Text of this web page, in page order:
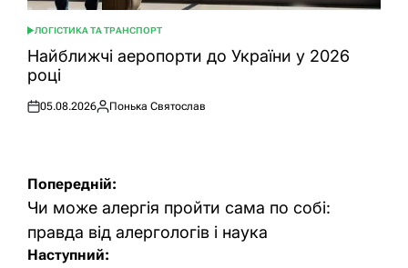
ОПУБЛІКУВАТИ
У
ЛОГІСТИКА ТА ТРАНСПОРТ
Найближчі аеропорти до України у 2026
році
Оприлюднено
05.08.2026
Опубліковано
Понька Святослав
Навігація
записів
Попередній:
Чи може алергія пройти сама по собі:
правда від алергологів і наука
Наступний: